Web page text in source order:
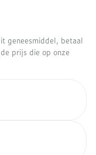
geneesmiddel, betaal
prijs die op onze